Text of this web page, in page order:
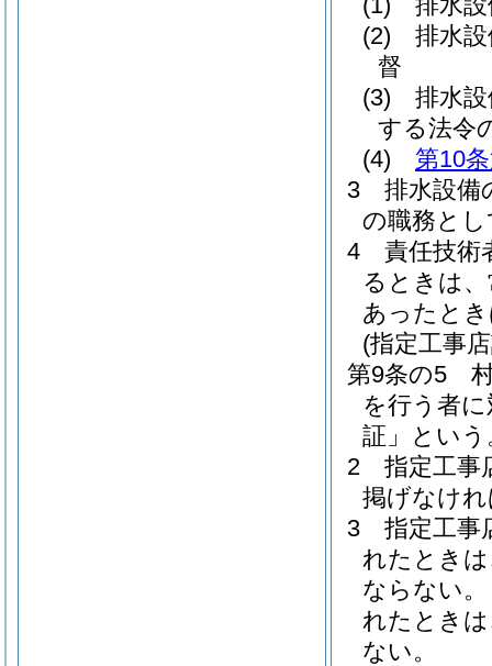
(2)
排水
督
(3)
排水
する法令
(4)
第10
3
排水設備
の職務と
4
責任技術
るときは
あったと
(指定工事
第9条の5
を行う者
証」という
2
指定工事
掲げなけ
3
指定工事
れたとき
ならない。
れたとき
ない。